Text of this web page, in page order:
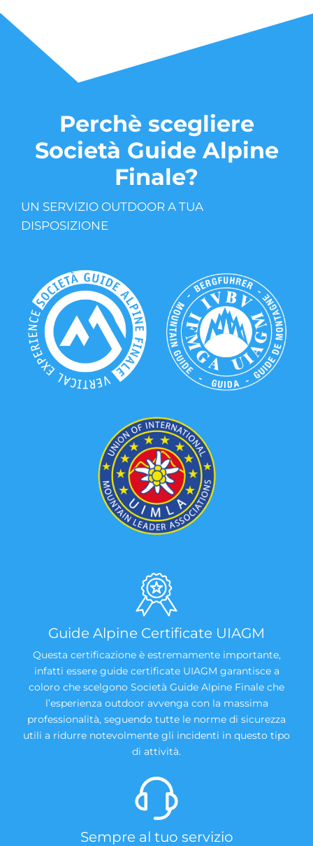
Perchè scegliere
Società Guide Alpine
Finale?
UN SERVIZIO OUTDOOR A TUA
DISPOSIZIONE
Guide Alpine Certificate UIAGM
Questa certificazione è estremamente importante,
infatti essere guide certificate UIAGM garantisce a
coloro che scelgono Società Guide Alpine Finale che
l’esperienza outdoor avvenga con la massima
professionalità, seguendo tutte le norme di sicurezza
utili a ridurre notevolmente gli incidenti in questo tipo
di attività.
Sempre al tuo servizio